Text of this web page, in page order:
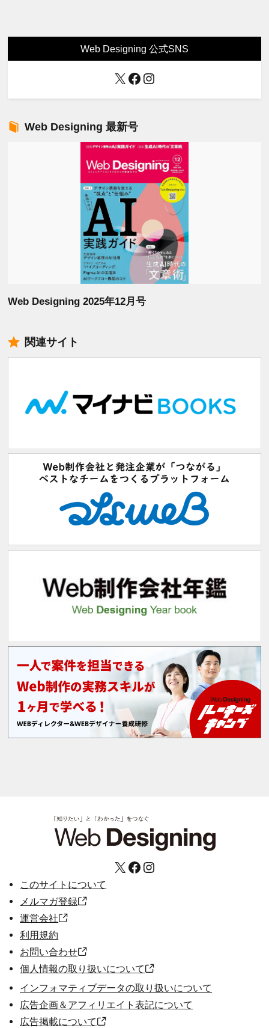
Web Designing 公式SNS
X Facebook
Instagram
Web Designing 最新号
Web Designing 2025年12月号
関連サイト
X Facebook Instagram
このサイトについて
メルマガ登録
運営会社
利用規約
お問い合わせ
個人情報の取り扱いについて
インフォマティブデータの取り扱いについて
広告企画＆アフィリエイト表記について
広告掲載について